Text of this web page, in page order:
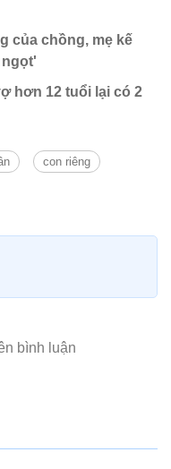
của chồng, mẹ kế
hơn 12 tuổi lại có 2
con riêng